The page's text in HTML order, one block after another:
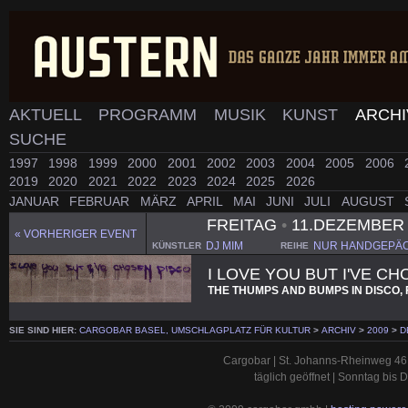
AKTUELL PROGRAMM MUSIK KUNST
SUCHE
1997 1998 1999 2000 2001 2002 2003 2004 2005 2006
2019
2020 2021 2022 2023 2024 2025
2026
JANUAR
FEBRUAR MÄRZ APRIL MAI JUNI JULI AUGUST
« VORHERIGER EVENT
FREITAG •
KÜNSTLER DJ MIM REIHE NUR
I LOVE YOU BUT I'VE
THE THUMPS AND BUMPS IN
SIE SIND HIER: CARGOBAR BASEL, UMSCHLAGPLATZ FÜR KULTUR > ARCHIV > 2009 >
Cargobar | St. Johanns-Rheinweg
täglich geöffnet | Sonntag bis